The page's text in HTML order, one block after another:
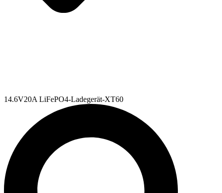
14.6V20A LiFePO4-Ladegerät-XT60